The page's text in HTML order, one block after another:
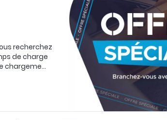
NOS MARQUES
Hager
Legrand
Besoin d'une
PRENDRE
recherchez
de charge
chargeme...